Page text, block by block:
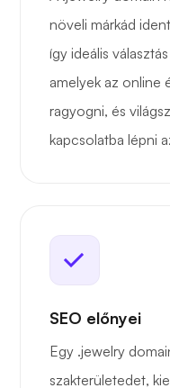
növeli márkád
így ideális
amelyek az online
ragyogni, és
kapcsolatba lépni
SEO előnyei
Egy .jewelry
szakterületedet,